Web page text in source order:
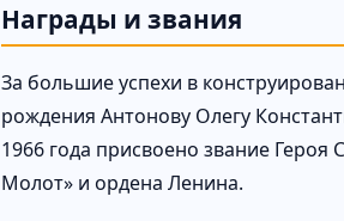
Награды и звания
За большие успехи в
рождения Антонову Олегу
1966 года присвоено звание Героя
Молот» и ордена Ленина.